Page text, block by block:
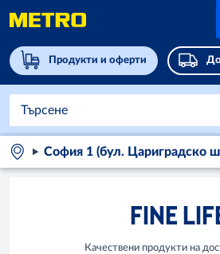
Продукти и оферти
София 1 (бул. Цариградско
FINE
Качествени продукти на